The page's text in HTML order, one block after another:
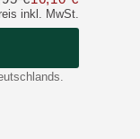
inkl. MwSt.